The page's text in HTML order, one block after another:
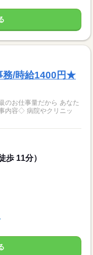
務/時給1400円★
のお仕事量だから あなた
歩 11分）